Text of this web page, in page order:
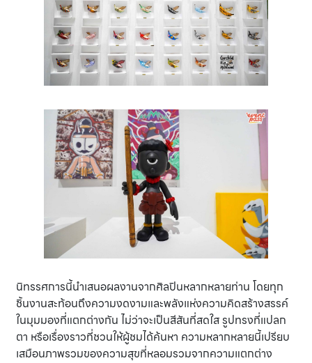
นิทรรศการนี้นำเสนอผลงานจากศิลปินหลากหลายท่าน โดยทุก
ชิ้นงานสะท้อนถึงความงดงามและพลังแห่งความคิดสร้างสรรค์
ในมุมมองที่แตกต่างกัน ไม่ว่าจะเป็นสีสันที่สดใส รูปทรงที่แปลก
ตา หรือเรื่องราวที่ชวนให้ผู้ชมได้ค้นหา ความหลากหลายนี้เปรียบ
เสมือนภาพรวมของความสุขที่หลอมรวมจากความแตกต่าง